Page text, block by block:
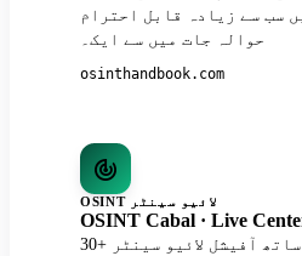
سب سے زیادہ قابل احترام
حوالہ جات میں سے ایک۔
osinthandbook.com
OSINT لائیو سینٹر
OSINT Cabal · Live
30+ کیوریٹڈ ٹولز کے ساتھ آفیشل لائیو سینٹر